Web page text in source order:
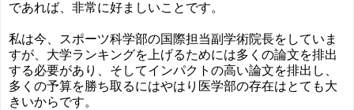
であれば、非常に好ましいことです。
私は今、スポーツ科学部の国際担当副学術院長をしていま
すが、大学ランキングを上げるためには多くの論文を排出
する必要があり、そしてインパクトの高い論文を排出し、
多くの予算を勝ち取るにはやはり医学部の存在はとても大
きいからです。